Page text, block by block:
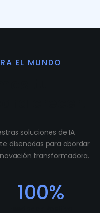
EL MUNDO
soluciones de IA
diseñadas para abordar
transformadora.
100%